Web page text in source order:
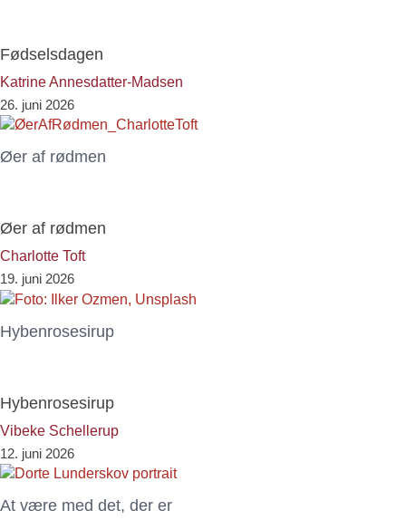
Fødselsdagen
Katrine Annesdatter-Madsen
26. juni 2026
Øer af rødmen
Øer af rødmen
Charlotte Toft
19. juni 2026
Hybenrosesirup
Hybenrosesirup
Vibeke Schellerup
12. juni 2026
At være med det, der er